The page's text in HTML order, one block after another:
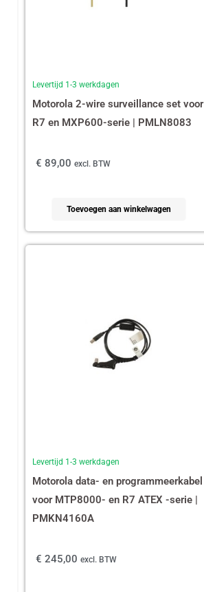
Levertijd 1-3 werkdagen
Motorola 2-wire surveillance set voor
R7 en MXP600-serie | PMLN8083
€ 89,00 excl. BTW
Toevoegen aan winkelwagen
Levertijd 1-3 werkdagen
Motorola data- en programmeerkabel
voor MTP8000- en R7 ATEX -serie |
PMKN4160A
€ 245,00 excl. BTW